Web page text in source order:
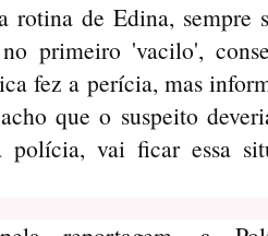
rotina de Edina, sempre
primeiro 'vacilo',
fez a perícia, mas
que o suspeito
polícia, vai ficar essa